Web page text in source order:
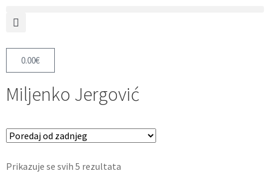
0.00€
Miljenko Jergović
Prikazuje se svih 5 rezultata